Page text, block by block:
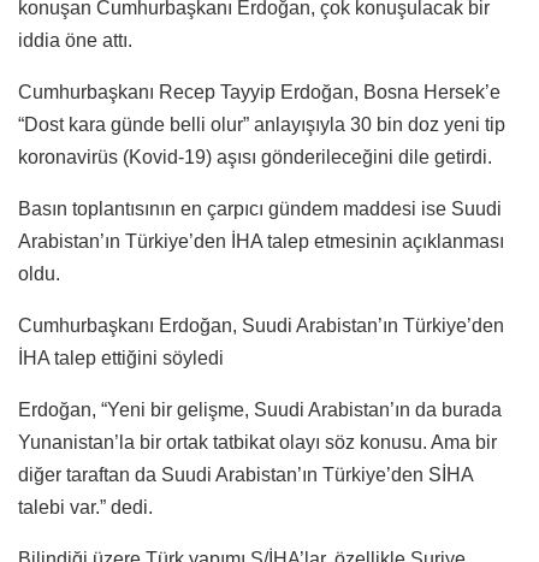
konuşan Cumhurbaşkanı Erdoğan, çok konuşulacak bir
iddia öne attı.
Cumhurbaşkanı Recep Tayyip Erdoğan, Bosna Hersek’e
“Dost kara günde belli olur” anlayışıyla 30 bin doz yeni tip
koronavirüs (Kovid-19) aşısı gönderileceğini dile getirdi.
Basın toplantısının en çarpıcı gündem maddesi ise Suudi
Arabistan’ın Türkiye’den İHA talep etmesinin açıklanması
oldu.
Cumhurbaşkanı Erdoğan, Suudi Arabistan’ın Türkiye’den
İHA talep ettiğini söyledi
Erdoğan, “Yeni bir gelişme, Suudi Arabistan’ın da burada
Yunanistan’la bir ortak tatbikat olayı söz konusu. Ama bir
diğer taraftan da Suudi Arabistan’ın Türkiye’den SİHA
talebi var.” dedi.